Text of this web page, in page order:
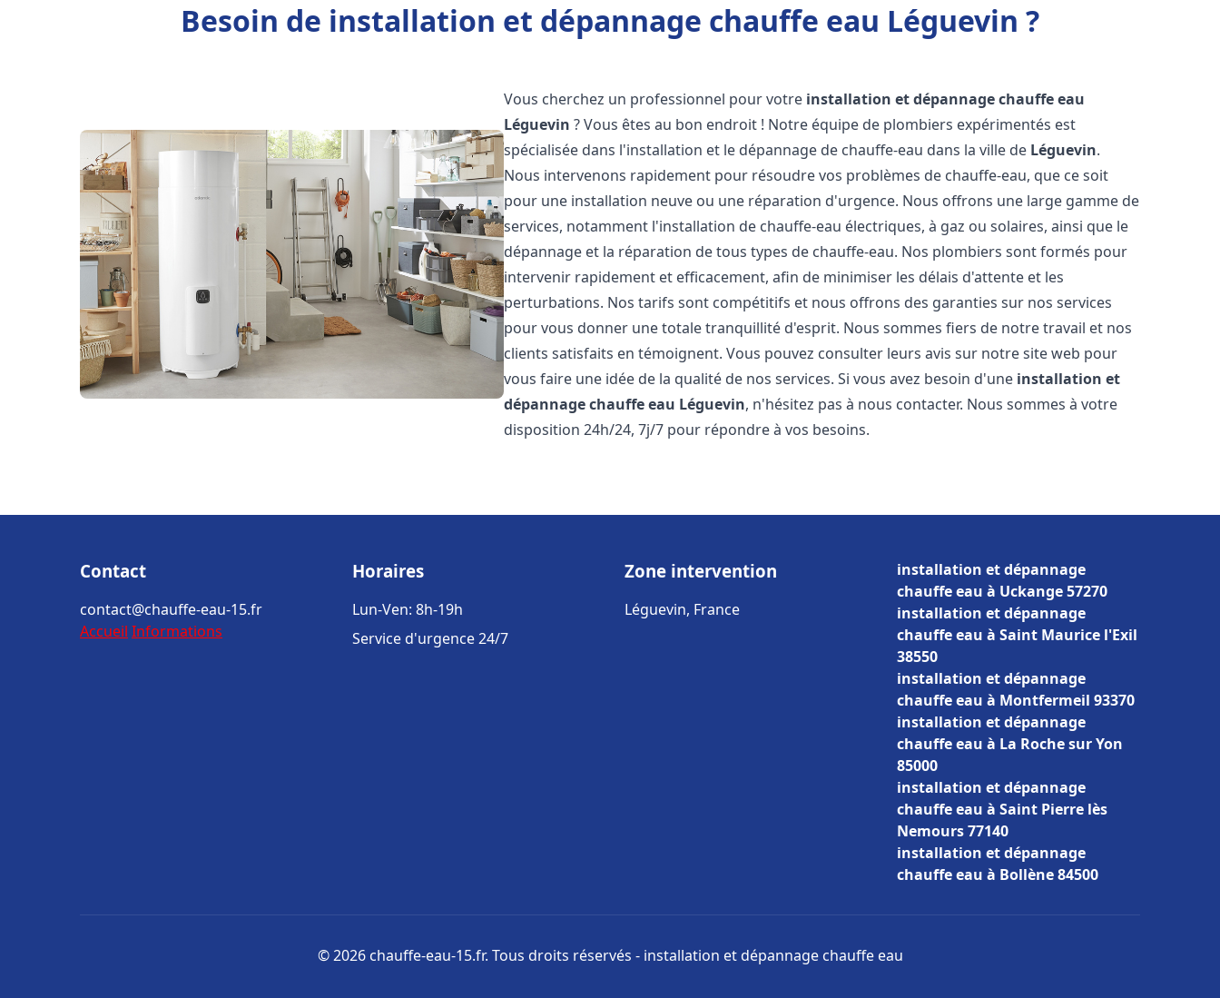
Besoin de installation et dépannage chauffe eau Léguevin ?
Vous cherchez un professionnel pour votre installation et dépannage chauffe eau
Léguevin ? Vous êtes au bon endroit ! Notre équipe de plombiers expérimentés est
spécialisée dans l'installation et le dépannage de chauffe-eau dans la ville de Léguevin.
Nous intervenons rapidement pour résoudre vos problèmes de chauffe-eau, que ce soit
pour une installation neuve ou une réparation d'urgence. Nous offrons une large gamme de
services, notamment l'installation de chauffe-eau électriques, à gaz ou solaires, ainsi que le
dépannage et la réparation de tous types de chauffe-eau. Nos plombiers sont formés pour
intervenir rapidement et efficacement, afin de minimiser les délais d'attente et les
perturbations. Nos tarifs sont compétitifs et nous offrons des garanties sur nos services
pour vous donner une totale tranquillité d'esprit. Nous sommes fiers de notre travail et nos
clients satisfaits en témoignent. Vous pouvez consulter leurs avis sur notre site web pour
vous faire une idée de la qualité de nos services. Si vous avez besoin d'une installation et
dépannage chauffe eau Léguevin, n'hésitez pas à nous contacter. Nous sommes à votre
disposition 24h/24, 7j/7 pour répondre à vos besoins.
Contact
contact@chauffe-eau-15.fr
Accueil Informations
Horaires
Lun-Ven: 8h-19h
Service d'urgence 24/7
Zone intervention
Léguevin, France
installation et dépannage
chauffe eau à Uckange 57270
installation et dépannage
chauffe eau à Saint Maurice l'Exil
38550
installation et dépannage
chauffe eau à Montfermeil 93370
installation et dépannage
chauffe eau à La Roche sur Yon
85000
installation et dépannage
chauffe eau à Saint Pierre lès
Nemours 77140
installation et dépannage
chauffe eau à Bollène 84500
© 2026 chauffe-eau-15.fr. Tous droits réservés - installation et dépannage chauffe eau